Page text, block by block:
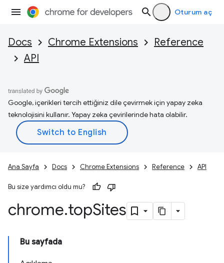
Oturum aç
Docs Chrome Extensions
Reference
API
Google, içerikleri tercih ettiğiniz dile çevirmek için yapay zeka
teknolojisini kullanır. Yapay zeka çevirilerinde hata olabilir.
Ana Sayfa Docs Chrome Extensions Reference API
Bu size yardımcı oldu mu?
chrome.topSites
Bu sayfada